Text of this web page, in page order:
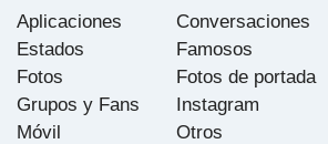
Aplicaciones
Conversaciones
Estados
Famosos
Fotos
Fotos de portada
Grupos y Fans
Instagram
Móvil
Otros